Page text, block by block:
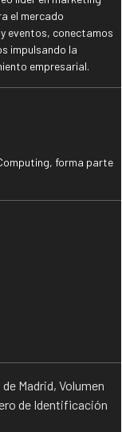
el mercado
eventos, conectamos
impulsando la
empresarial.
forma parte
Madrid, Volumen
de Identificación